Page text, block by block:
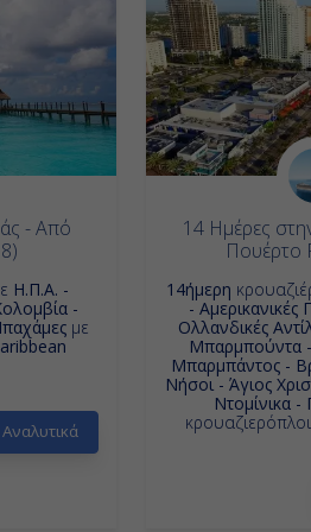
- Από
Η.Π.Α. -
-
με
14 Ημέρες
Πουέρτο
14ήμερη
-
Ολλανδικές
Μπαρμπούντα
Μπαρμπάντος -
Νήσοι - Άγιος
Ντομίνικα -